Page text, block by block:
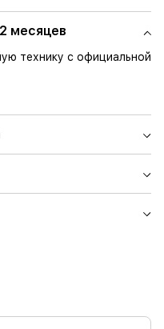
месяцев
технику с официальной